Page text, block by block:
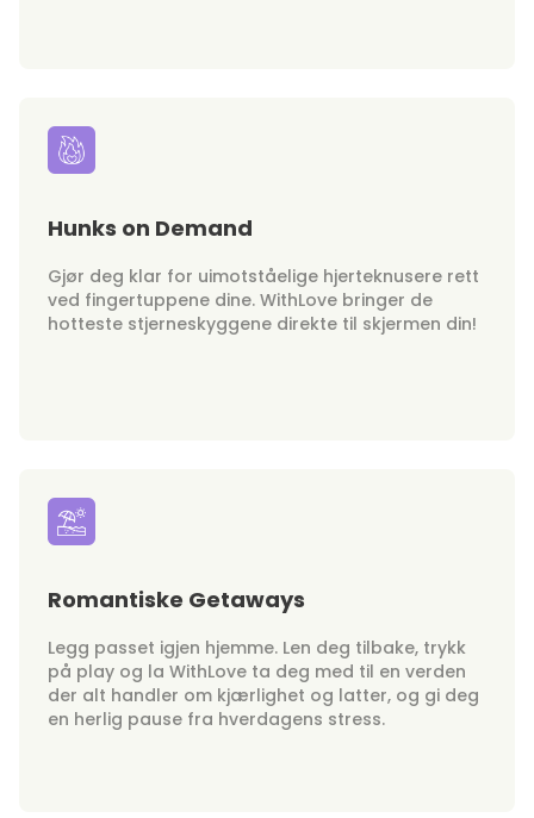
Hunks on Demand
Gjør deg klar for uimotståelige hjerteknusere rett
ved fingertuppene dine. WithLove bringer de
hotteste stjerneskyggene direkte til skjermen din!
Romantiske Getaways
Legg passet igjen hjemme. Len deg tilbake, trykk
på play og la WithLove ta deg med til en verden
der alt handler om kjærlighet og latter, og gi deg
en herlig pause fra hverdagens stress.